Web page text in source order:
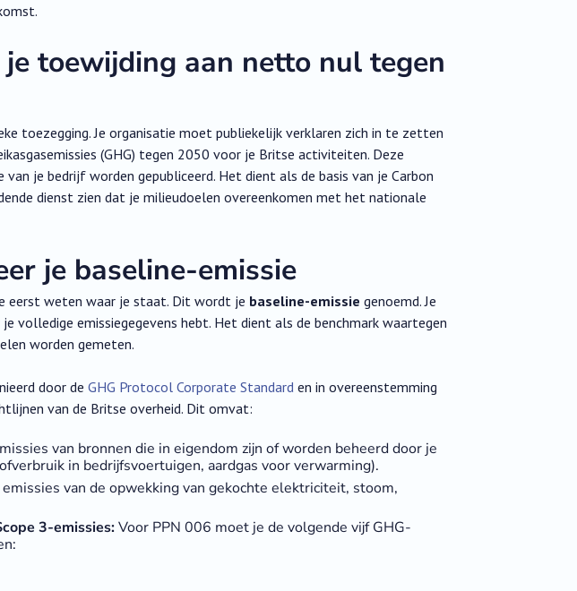
toewijding aan netto nul tegen
toezegging. Je organisatie moet publiekelijk verklaren zich in te zetten
(GHG) tegen 2050 voor je Britse activiteiten. Deze
je bedrijf worden gepubliceerd. Het dient als de basis van je Carbon
dienst zien dat je milieudoelen overeenkomen met het nationale
je baseline-emissie
eerst weten waar je staat. Dit wordt je baseline-emissie genoemd. Je
volledige emissiegegevens hebt. Het dient als de benchmark waartegen
worden gemeten.
door de GHG Protocol Corporate Standard en in overeenstemming
van de Britse overheid. Dit omvat:
van bronnen die in eigendom zijn of worden beheerd door je
in bedrijfsvoertuigen, aardgas voor verwarming).
van de opwekking van gekochte elektriciteit, stoom,
3-emissies:Voor PPN 006 moet je de volgende vijf GHG-